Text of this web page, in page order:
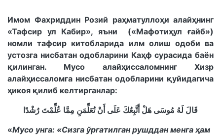
Имом Фахриддин Розий раҳматуллоҳи алайҳнинг
«Тафсир ул Кабир», яъни («Мафотиҳул ғайб»)
номли тафсир китобларида илм олиш одоби ва
устозга нисбатан одобларини Каҳф сурасида баён
қилинган. Мусо алайҳиссаломнинг Хизр
алайҳиссаломга нисбатан одобларини қуйидагича
ҳикоя қилиб келтирганлар:
قَالَ لَهُ مُوسَى هَلْ أَتَّبِعُكَ عَلَى أَنْ تُعَلِّمَنِ مِمَّا عُلِّمْتَ رُشْدًا
«Мусо унга: «Сизга ўргатилган рушддан менга ҳам